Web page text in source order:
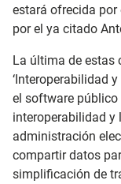
estará ofrecida por
por el ya citado
La última de estas
‘Interoperabilidad
el software público
interoperabilidad y
administración
compartir datos
simplificación de